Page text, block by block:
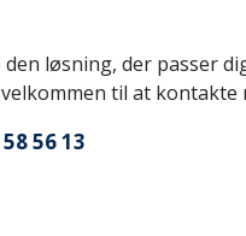
løsning, der passer
til at kontakte
56 13